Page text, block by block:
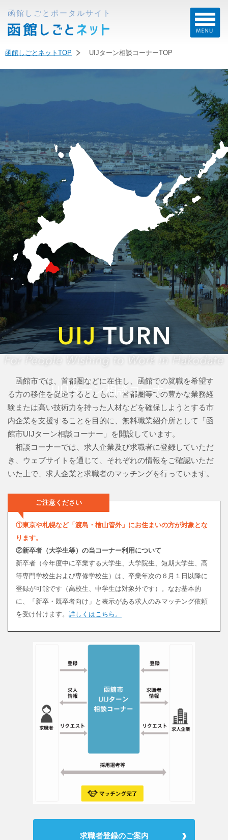
函館しごとポータルサイト
函館しごとネットTOP UIJターン相談コーナーTOP
UIJターン相談コーナー
函館市では、首都圏などに在住し、函館での就職を希望す
る方の移住を促進するとともに、首都圏等での豊かな業務経
験または高い技術力を持った人材などを確保しようとする市
内企業を支援することを目的に、無料職業紹介所として「函
館市UIJターン相談コーナー」を開設しています。
相談コーナーでは、求人企業及び求職者に登録していただ
き、ウェブサイトを通じて、それぞれの情報をご確認いただ
いた上で、求人企業と求職者のマッチングを行っています。
①東京や札幌など「渡島・檜山管外」にお住まいの方が対象とな
ります。
②新卒者（大学生等）の当コーナー利用について
新卒者（今年度中に卒業する大学生、大学院生、短期大学生、高
等専門学校生および専修学校生）は、卒業年次の６月１日以降に
登録が可能です（高校生、中学生は対象外です）。なお基本的
に、「新卒・既卒者向け」と表示がある求人のみマッチング依頼
を受け付けます。 詳しくはこちら。
求職者登録のご案内